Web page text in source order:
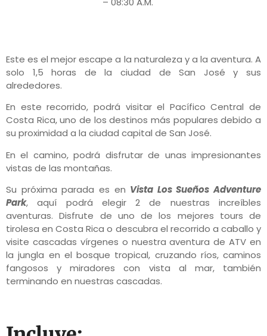
Este es el mejor escape a la naturaleza y a la aventura. A
solo 1,5 horas de la ciudad de San José y sus
alrededores.
En este recorrido, podrá visitar el Pacífico Central de
Costa Rica, uno de los destinos más populares debido a
su proximidad a la ciudad capital de San José.
En el camino, podrá disfrutar de unas impresionantes
vistas de las montañas.
Su próxima parada es en Vista Los Sueños Adventure
Park, aquí podrá elegir 2 de nuestras increíbles
aventuras. Disfrute de uno de los mejores tours de
tirolesa en Costa Rica o descubra el recorrido a caballo y
visite cascadas vírgenes o nuestra aventura de ATV en
la jungla en el bosque tropical, cruzando ríos, caminos
fangosos y miradores con vista al mar, también
terminando en nuestras cascadas.